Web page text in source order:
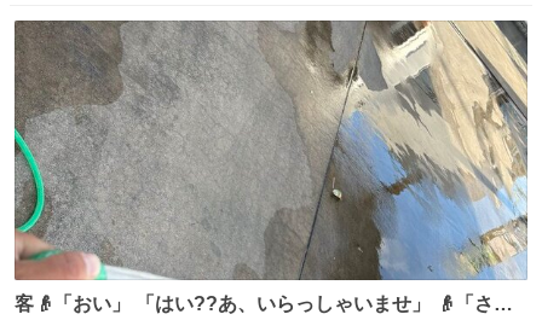
ト
数
数
客👴「おい」 「はい??あ、いらっしゃいませ」 👴「さっ